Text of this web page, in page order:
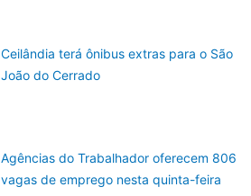
Ceilândia terá ônibus extras para o São
João do Cerrado
Agências do Trabalhador oferecem 806
vagas de emprego nesta quinta-feira